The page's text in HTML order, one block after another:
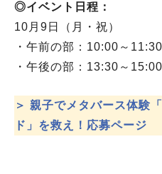
◎イベント日程：
10月9日（月・祝）
・午前の部：10:00～
・午後の部：13:30～
＞ 親子でメタバース体験
ド」を救え！応募ページ